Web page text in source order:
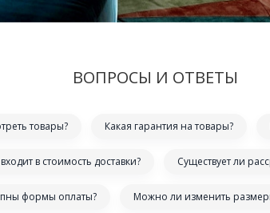
ВОПРОСЫ И ОТВЕТЫ
товары? Какая гарантия на товары?
в стоимость доставки? Существует ли
формы оплаты? Можно ли изменить